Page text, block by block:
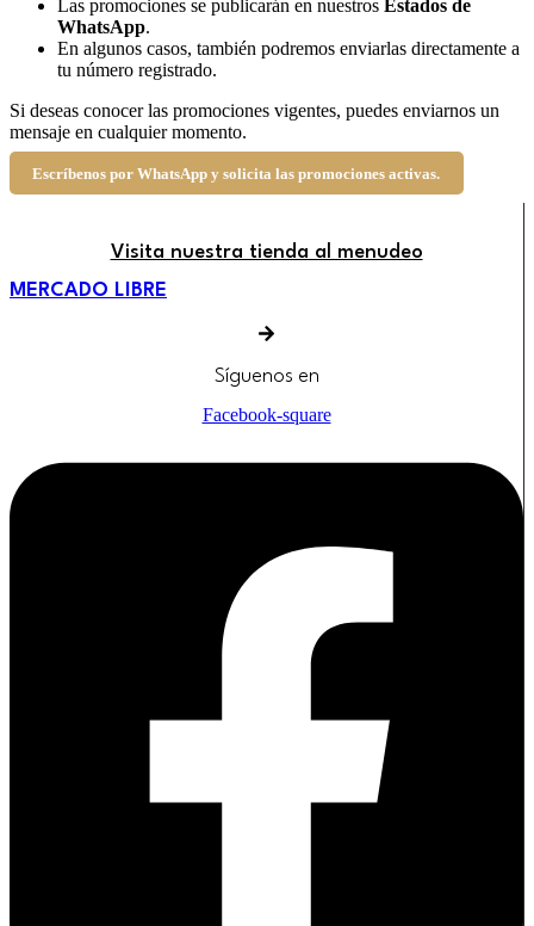
Las promociones se publicarán en nuestros Estados de
WhatsApp.
En algunos casos, también podremos enviarlas directamente a
tu número registrado.
Si deseas conocer las promociones vigentes, puedes enviarnos un
mensaje en cualquier momento.
Escríbenos por WhatsApp y solicita las promociones activas.
Visita nuestra tienda al menudeo
MERCADO LIBRE
Síguenos en
Facebook-square